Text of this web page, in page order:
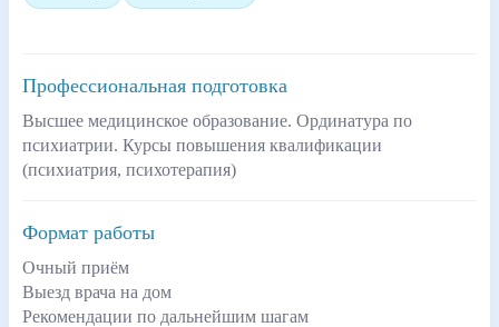
Профессиональная подготовка
Высшее медицинское образование. Ординатура по
психиатрии. Курсы повышения квалификации
(психиатрия, психотерапия)
Формат работы
Очный приём
Выезд врача на дом
Рекомендации по дальнейшим шагам